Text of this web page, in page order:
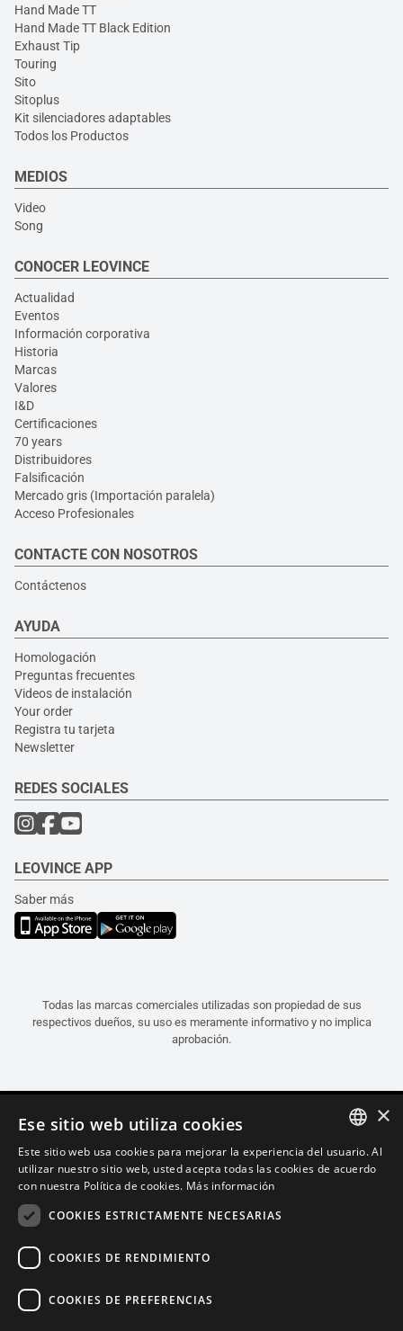
Hand Made TT
Hand Made TT Black Edition
Exhaust Tip
Touring
Sito
Sitoplus
Kit silenciadores adaptables
Todos los Productos
MEDIOS
Video
Song
CONOCER LEOVINCE
Actualidad
Eventos
Información corporativa
Historia
Marcas
Valores
I&D
Certificaciones
70 years
Distribuidores
Falsificación
Mercado gris (Importación paralela)
Acceso Profesionales
CONTACTE CON NOSOTROS
Contáctenos
AYUDA
Homologación
Preguntas frecuentes
Videos de instalación
Your order
Registra tu tarjeta
Newsletter
REDES SOCIALES
LEOVINCE APP
Saber más
Todas las marcas comerciales utilizadas son propiedad de sus
respectivos dueños, su uso es meramente informativo y no implica
aprobación.
Español (Portugal)
ITALIAN
×
Ese sitio web utiliza cookies
Este sitio web usa cookies para mejorar la experiencia del usuario. Al
utilizar nuestro sitio web, usted acepta todas las cookies de acuerdo
con nuestra Política de cookies. Más información
COOKIES ESTRICTAMENTE NECESARIAS
COOKIES DE RENDIMIENTO
COOKIES DE PREFERENCIAS